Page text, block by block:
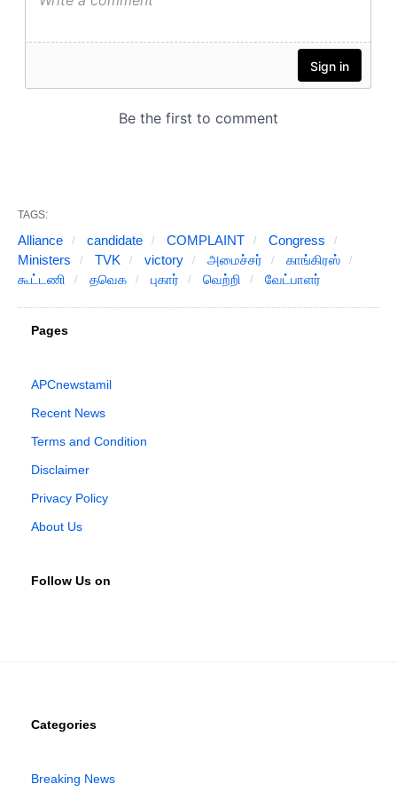
TAGS:
Alliance candidate COMPLAINT
Congress
Ministers
TVK victory அமைச்சர்
காங்கிரஸ்
கூட்டணி
தவெக புகார் வெற்றி வேட்பாளர்
Pages
APCnewstamil
Recent News
Terms and Condition
Disclaimer
Privacy Policy
About Us
Follow Us on
Categories
Breaking News